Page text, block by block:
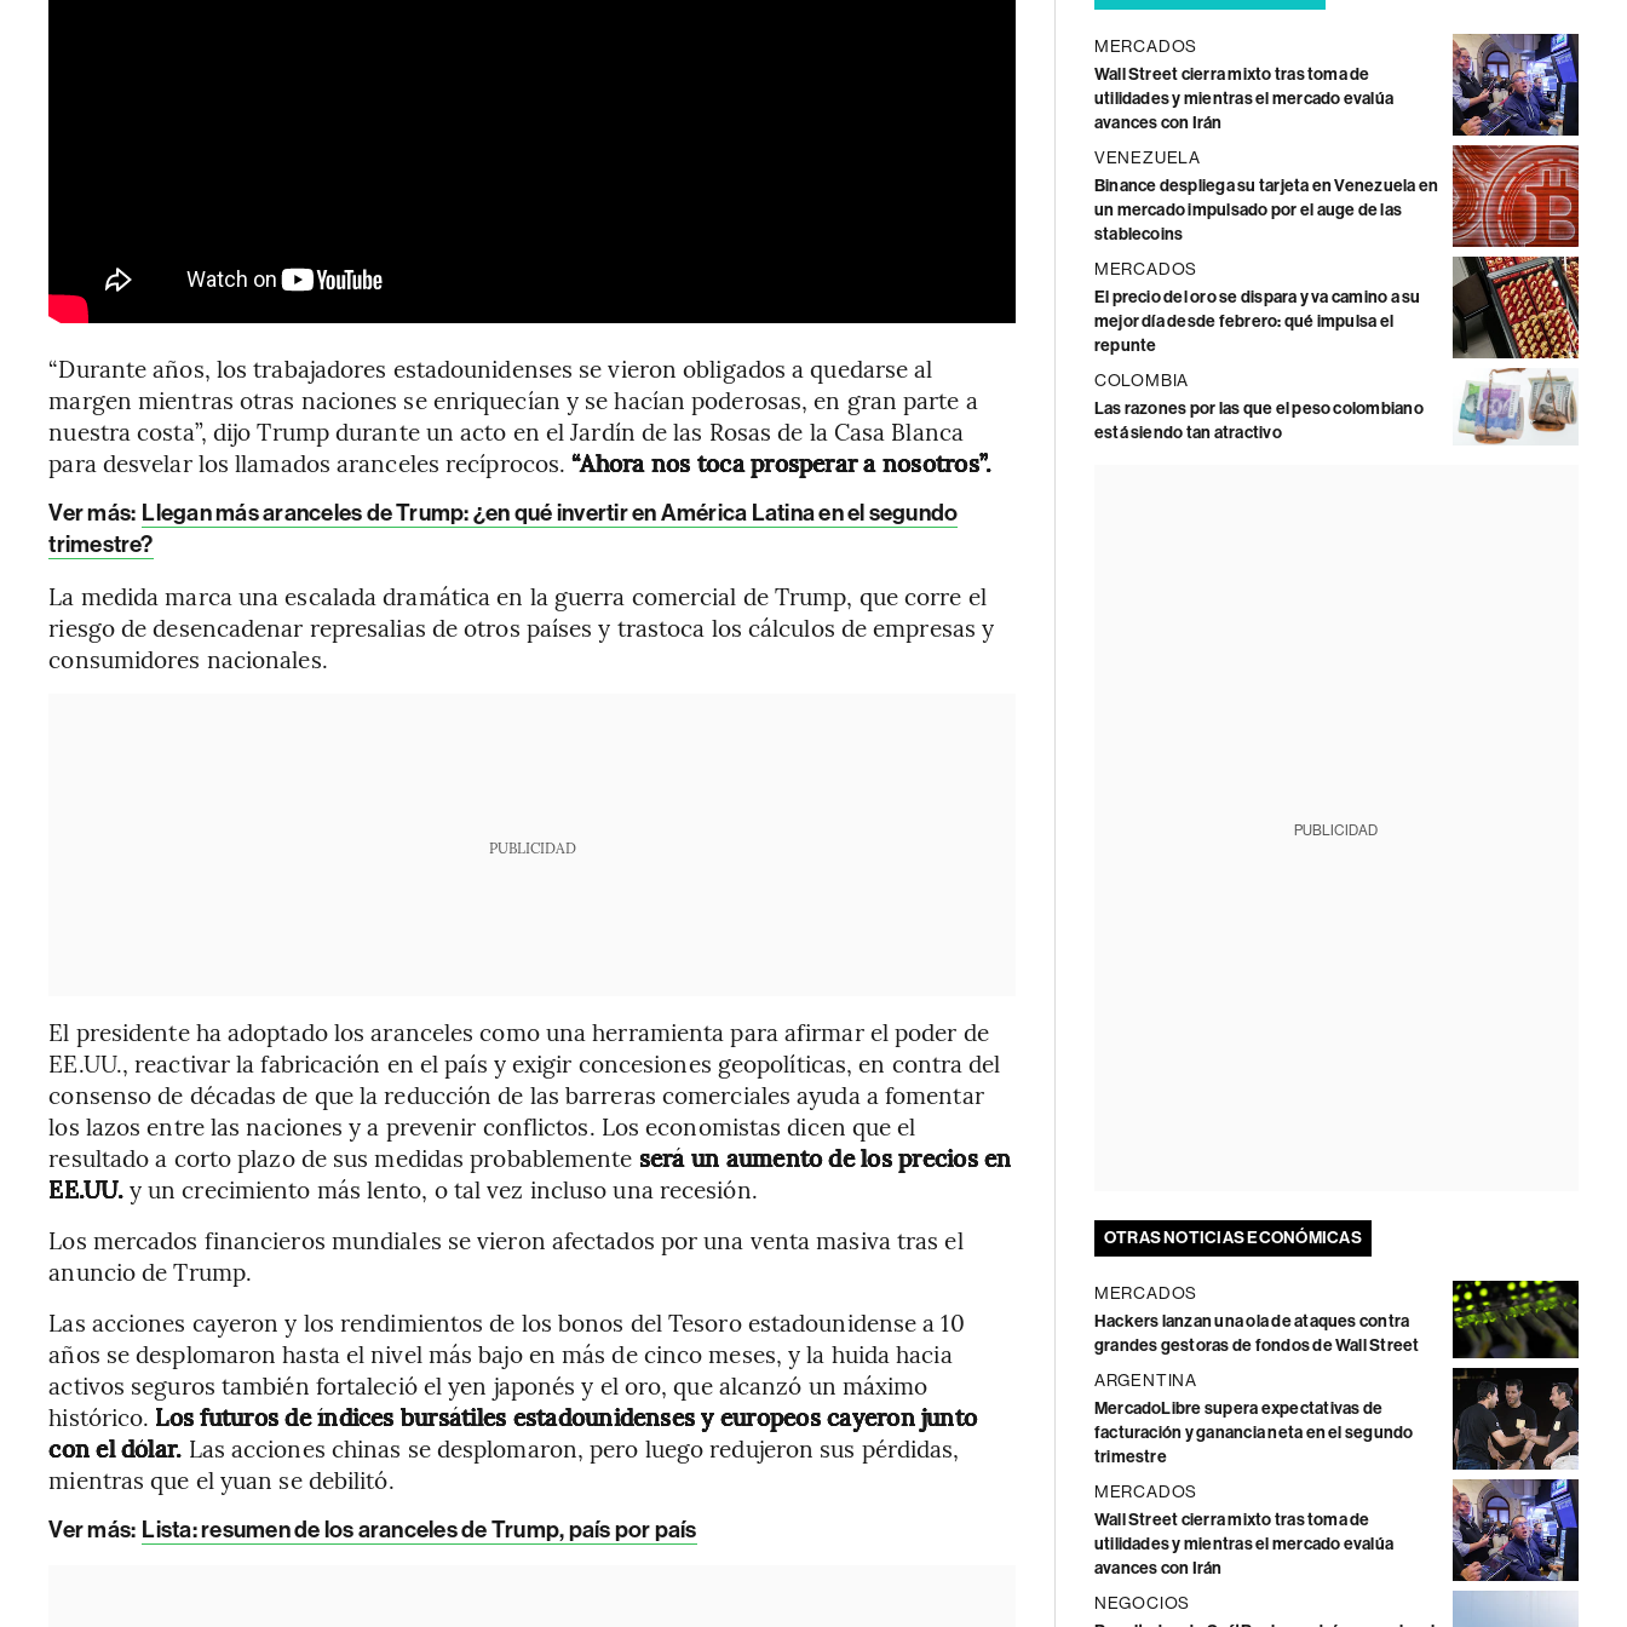
“Durante años, los trabajadores estadounidenses se vieron obligados a quedarse al
margen mientras otras naciones se enriquecían y se hacían poderosas, en gran parte a
nuestra costa”, dijo Trump durante un acto en el Jardín de las Rosas de la Casa Blanca
para desvelar los llamados aranceles recíprocos.“Ahora nos toca prosperar a nosotros”.
Ver más: Llegan más aranceles de Trump: ¿en qué invertir en América Latina en el segundo
trimestre?
La medida marca una escalada dramática en la guerra comercial de Trump, que corre el
riesgo de desencadenar represalias de otros países y trastoca los cálculos de empresas y
consumidores nacionales.
PUBLICIDAD
El presidente ha adoptado los aranceles como una herramienta para afirmar el poder de
EE.UU., reactivar la fabricación en el país y exigir concesiones geopolíticas, en contra del
consenso de décadas de que la reducción de las barreras comerciales ayuda a fomentar
los lazos entre las naciones y a prevenir conflictos. Los economistas dicen que el
resultado a corto plazo de sus medidas probablemente será un aumento de los precios en
EE.UU.y un crecimiento más lento, o tal vez incluso una recesión.
Los mercados financieros mundiales se vieron afectados por una venta masiva tras el
anuncio de Trump.
Las acciones cayeron y los rendimientos de los bonos del Tesoro estadounidense a 10
años se desplomaron hasta el nivel más bajo en más de cinco meses, y la huida hacia
activos seguros también fortaleció el yen japonés y el oro, que alcanzó un máximo
histórico. Los futuros de índices bursátiles estadounidenses y europeos cayeron junto
con el dólar. Las acciones chinas se desplomaron, pero luego redujeron sus pérdidas,
mientras que el yuan se debilitó.
Ver más: Lista: resumen de los aranceles de Trump, país por país
MERCADOS
Wall Street cierra mixto tras toma de
utilidades y mientras el mercado evalúa
avances con Irán
VENEZUELA
Binance despliega su tarjeta en Venezuela en
un mercado impulsado por el auge de las
stablecoins
MERCADOS
El precio del oro se dispara y va camino a su
mejor día desde febrero: qué impulsa el
repunte
COLOMBIA
Las razones por las que el peso colombiano
está siendo tan atractivo
PUBLICIDAD
OTRAS NOTICIAS ECONÓMICAS
MERCADOS
Hackers lanzan una ola de ataques contra
grandes gestoras de fondos de Wall Street
ARGENTINA
MercadoLibre supera expectativas de
facturación y ganancia neta en el segundo
trimestre
MERCADOS
Wall Street cierra mixto tras toma de
utilidades y mientras el mercado evalúa
avances con Irán
NEGOCIOS